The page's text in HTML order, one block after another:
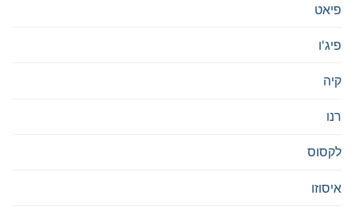
פיאט
פיג'ו
קיה
רנו
לקסוס
איסוזו